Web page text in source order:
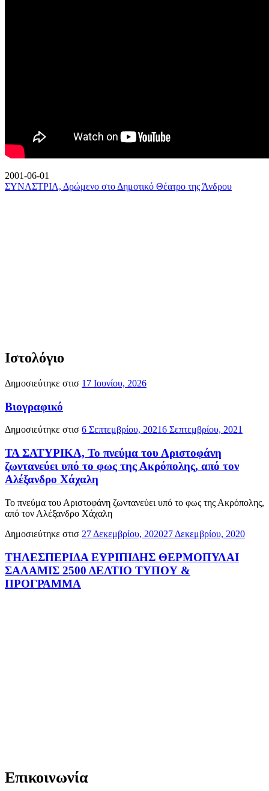
2001-06-01
ΣΥΝΑΣΤΡΙΑ, Δρώμενο στο Δημοτικό Θέατρο της Άνδρου
Ιστολόγιο
Δημοσιεύτηκε στισ 17 Ιουνίου, 2026
Βιογραφικό
Δημοσιεύτηκε στισ 6 Σεπτεμβρίου, 20216 Σεπτεμβρίου, 2021
ΤΑ ΣΑΤΥΡΙΚΑ, Το πνεύμα του Αριστοφάνη
ζωντανεύει υπό το φως της Ακρόπολης, από τον
Αλέξανδρο Χάχαλη
Το πνεύμα του Αριστοφάνη ζωντανεύει υπό το φως της Ακρόπολης,
από τον Αλέξανδρο Χάχαλη
Δημοσιεύτηκε στισ 27 Δεκεμβρίου, 202027 Δεκεμβρίου, 2020
ΤΗΛΕΣΠΕΡΙΔΑ ΕΥΡΙΠΙΔΗΣ ΘΕΡΜΟΠΥΛΑΙ
ΣΑΛΑΜΙΣ 2500 ΔΕΛΤΙΟ ΤΥΠΟΥ &
ΠΡΟΓΡΑΜΜΑ
Επικοινωνία